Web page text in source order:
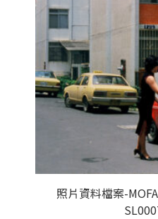
照片資料檔案-